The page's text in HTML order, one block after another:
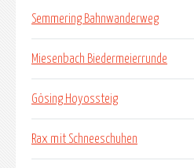
Semmering Bahnwanderweg
Miesenbach Biedermeierrunde
Gösing Hoyossteig
Rax mit Schneeschuhen